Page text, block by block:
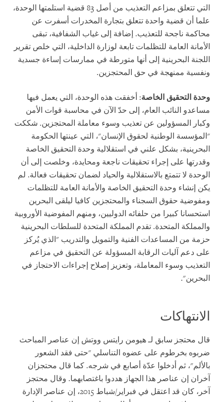
التي تتعلق بمزاعم التعذيب من أصل 83 قضية استلمتها الوحدة،
علما أن قضية واحدة تتعلق بتجارة المخدرات أسفرت عن
محاكمة ناجحة للتعذيب. إضافة إلى غياب الشفافية، تبقى
الأمانة العامة للتظلمات تابعة لوزارة الداخلية، التي خلص تقرير
اللجنة البحرينية إلى أنها متورطة في ممارسات إساءة جسدية
ونفسية ممنهجة في حق المحتجزين.
وحدة التحقيق الخاصة: أخفقت هذه الوحدة، التي يعمل فيها
مساعدو النائب العام، إلى حدّ الآن في محاسبة قوات الأمن
وكبار المسؤولين عن تعذيب وسوء معاملة المحتجزين. شككت
"المؤسسة الوطنية لحقوق الإنسان"، التي عينتها الحكومة
البحرينية، بشكل علني في استقلالية وحدة التحقيق الخاصة
وقدرتها على إجراء تحقيقات ناجعة ومحايدة، وخلصت إلى أن
الوحدة لا تتمتع بالاستقلالية والحياد لضمان تحقيقات فعالة. لم
يكن إنشاء وحدة التحقيق الخاصة والأمانة العامة للتظلمات
ومفوضية حقوق السجناء والمحتجزين كافيا ليلقى البحرين
استحسانا كبيرا من حلفائه الدوليين، ومنهم المفوضية الأوروبية
والمملكة المتحدة. تقدم المملكة المتحدة للسلطات البحرينية
حزمة من المساعدات الفنية والتمويل والتدريب "الذي يُركز
على دعم آليات الرقابة المسؤولة عن التحقيق في مزاعم
التعذيب وسوء المعاملة، وتعزيز إصلاح إجراءات الاحتجاز في
البحرين".
الانتهاكات
قال محتجز سابق لـ هيومن رايتس ووتش إن عناصر المباحث
ضربوه بخرطوم على عضوه التناسلي "حتى فقد الشعور
بالألم"، ثم أدخلوا عدّة أصابع في شرجه. كما قال محتجزان
آخران إن عناصر هذا الجهاز هددوا باغتصابهما. وقال محتجز
آخر، كان قد اعتقل في فبراير/شباط 2015، إن عناصر الإدارة